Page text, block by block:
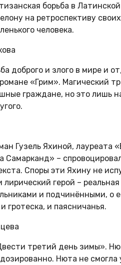
борьба в
на ретроспективу
человека.
доброго и злого в мире и
«Грим». Магический
граждане, но это лишь
Гузель Яхиной,
Самарканд» –
Споры эти Яхину не
лирический герой –
и подчинёнными, о
и паясничанья.
третий день зимы».
Нюта не